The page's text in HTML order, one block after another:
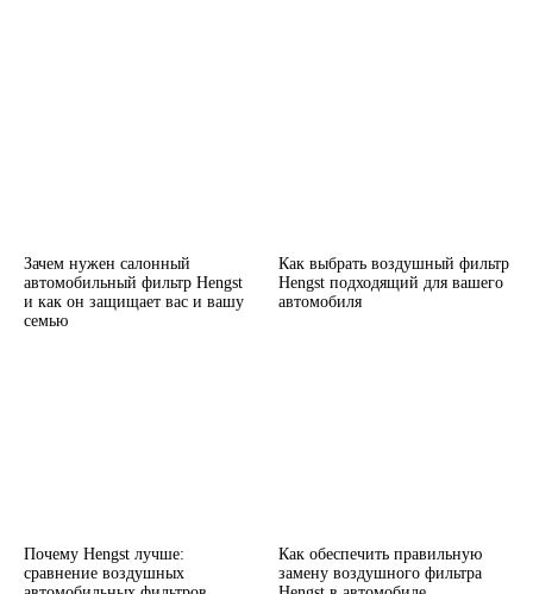
Зачем нужен салонный
автомобильный фильтр Hengst
и как он защищает вас и вашу
семью
Как выбрать воздушный фильтр
Hengst подходящий для вашего
автомобиля
Почему Hengst лучше:
сравнение воздушных
Как обеспечить правильную
замену воздушного фильтра